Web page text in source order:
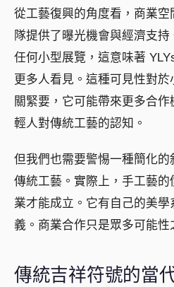
從工藝復興的角度看，商業空
隊提供了曝光機會與經濟支
任何小型展覽，這意味著
更多人看見。這種可見性對
關緊要，它可能帶來更多合
輕人對傳統工藝的認知。
但我們也需要警惕一種簡化的
傳統工藝。實際上，手工藝
業才能成立。它有自己的美
義。商業合作只是眾多可能性
傳統吉祥符號的當